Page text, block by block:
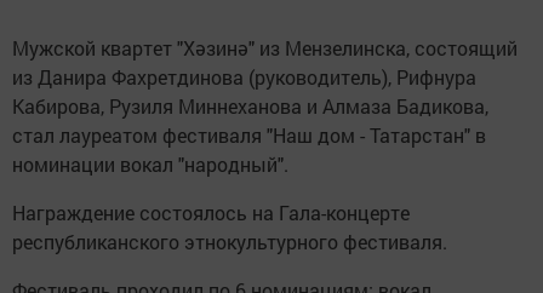
Мужской квартет "Хәзинә" из Мензелинска, состоящий
из Данира Фахретдинова (руководитель), Рифнура
Кабирова, Рузиля Миннеханова и Алмаза Бадикова,
стал лауреатом фестиваля "Наш дом - Татарстан" в
номинации вокал "народный".
Награждение состоялось на Гала-концерте
республиканского этнокультурного фестиваля.